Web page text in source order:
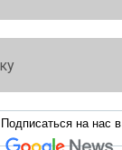
Подписаться на нас в